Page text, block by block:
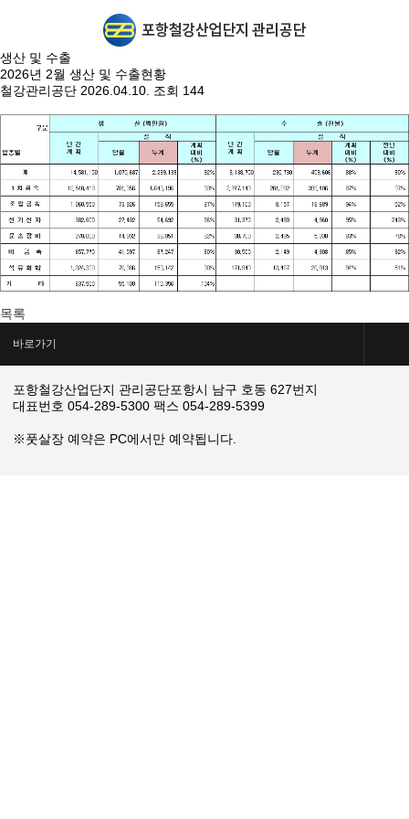
생산 및 수출
2026년 2월 생산 및 수출현황
철강관리공단 2026.04.10. 조회 144
목록
바로가기
포항철강산업단지 관리공단포항시 남구 호동 627번지
대표번호 054-289-5300 팩스 054-289-5399
※풋살장 예약은 PC에서만 예약됩니다.